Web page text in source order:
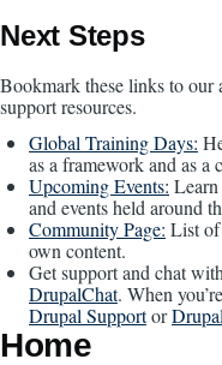
Next Steps
Bookmark these links to our
support resources.
Global Training Days:
as a framework and as a
Upcoming Events: Learn
and events held around
Community Page: List
own content.
Get support and chat
DrupalChat. When
Drupal Supportor
Home